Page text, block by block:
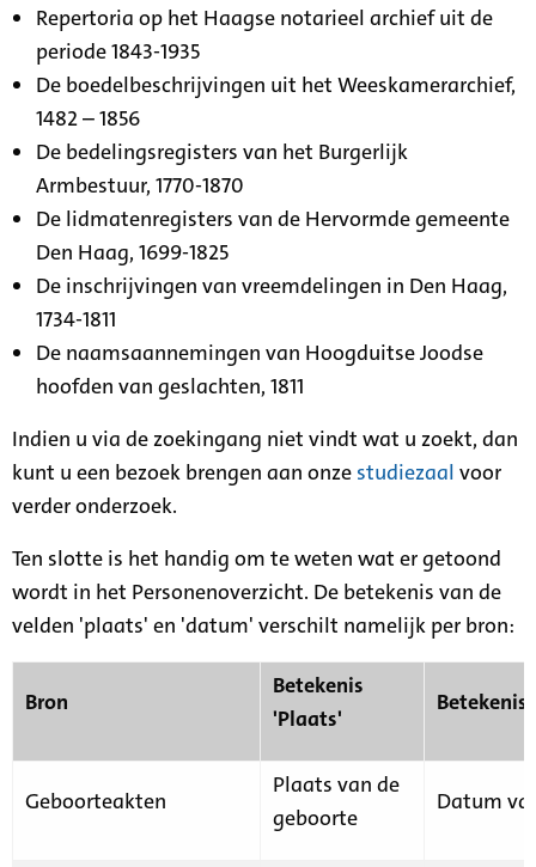
Repertoria op het Haagse notarieel archief uit de
periode 1843-1935
De boedelbeschrijvingen uit het Weeskamerarchief,
1482 – 1856
De bedelingsregisters van het Burgerlijk
Armbestuur, 1770-1870
De lidmatenregisters van de Hervormde gemeente
Den Haag, 1699-1825
De inschrijvingen van vreemdelingen in Den Haag,
1734-1811
De naamsaannemingen van Hoogduitse Joodse
hoofden van geslachten, 1811
Indien u via de zoekingang niet vindt wat u zoekt, dan
kunt u een bezoek brengen aan onze studiezaal voor
verder onderzoek.
Ten slotte is het handig om te weten wat er getoond
wordt in het Personenoverzicht. De betekenis van de
velden 'plaats' en 'datum' verschilt namelijk per bron:
Bron
Betekenis
'Plaats'
Geboorteakten
Plaats van de
geboorte
Datum